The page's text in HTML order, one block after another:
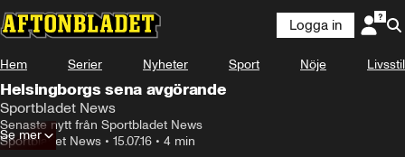
Logga in
Hem Serier Nyheter Sport Nöje Livsstil
Helsingborgs sena avgörande
Sportbladet News
Senaste nytt från Sportbladet News
Sportbladet News • 15.07.16 • 4 min
Se mer